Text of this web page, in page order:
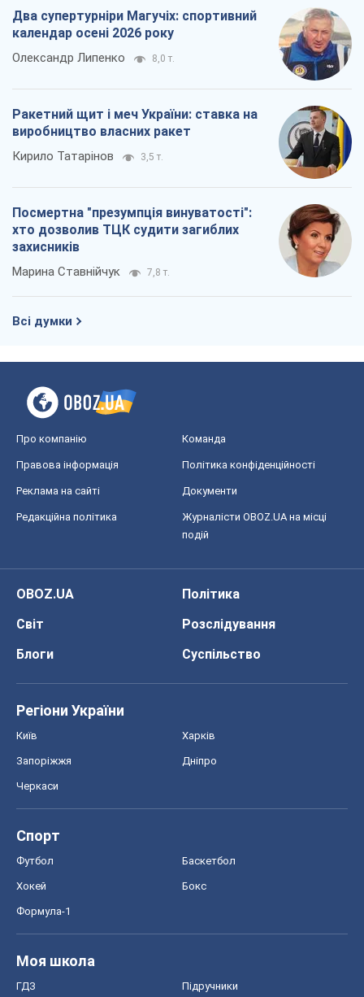
Два супертурніри Магучіх: спортивний
календар осені 2026 року
Олександр Липенко 8,0 т.
Ракетний щит і меч України: ставка на
виробництво власних ракет
Кирило Татарінов 3,5 т.
Посмертна "презумпція винуватості":
хто дозволив ТЦК судити загиблих
захисників
Марина Ставнійчук 7,8 т.
Всі думки
Про компанію Команда
Правова інформація Політика конфіденційності
Реклама на сайті Документи
Редакційна політика
Журналісти OBOZ.UA на місці
подій
OBOZ.UA
Політика
Світ
Розслідування
Блоги
Суспільство
Регіони України
Київ Харків
Запоріжжя Дніпро
Черкаси
Спорт
Футбол Баскетбол
Хокей Бокс
Формула-1
Моя школа
ГДЗ Підручники